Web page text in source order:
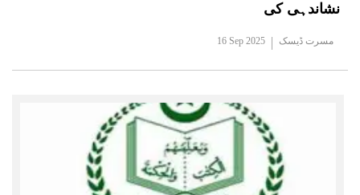
نشاندہی کی
16 Sep 2025 مسرت ڈیسک